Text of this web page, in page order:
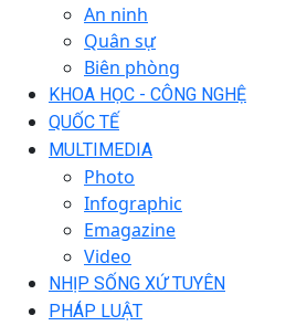
An ninh
Quân sự
Biên phòng
KHOA HỌC - CÔNG NGHỆ
QUỐC TẾ
MULTIMEDIA
Photo
Infographic
Emagazine
Video
NHỊP SỐNG XỨ TUYÊN
PHÁP LUẬT